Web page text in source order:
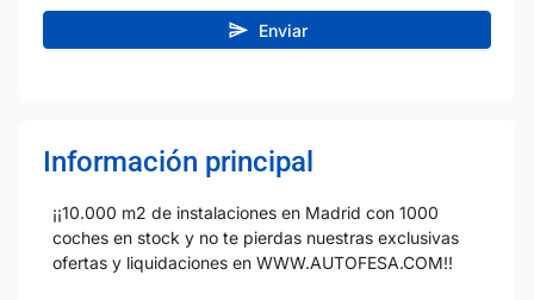
Enviar
Información principal
¡¡10.000 m2 de instalaciones en Madrid con 1000
coches en stock y no te pierdas nuestras exclusivas
ofertas y liquidaciones en WWW.AUTOFESA.COM!!